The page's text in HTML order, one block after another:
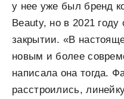
у нее уже был бренд
Beauty, но в 2021 году
закрытии. «В
новым и более
написала она тогда.
расстроились,